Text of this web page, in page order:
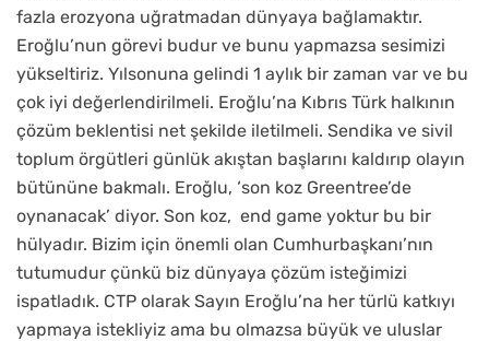
fazla erozyona uğratmadan dünyaya bağlamaktır.
Eroğlu’nun görevi budur ve bunu yapmazsa sesimizi
yükseltiriz. Yılsonuna gelindi 1 aylık bir zaman var ve bu
çok iyi değerlendirilmeli. Eroğlu’na Kıbrıs Türk halkının
çözüm beklentisi net şekilde iletilmeli. Sendika ve sivil
toplum örgütleri günlük akıştan başlarını kaldırıp olayın
bütününe bakmalı. Eroğlu, ‘son koz Greentree’de
oynanacak’ diyor. Son koz, end game yoktur bu bir
hülyadır. Bizim için önemli olan Cumhurbaşkanı’nın
tutumudur çünkü biz dünyaya çözüm isteğimizi
ispatladık. CTP olarak Sayın Eroğlu’na her türlü katkıyı
yapmaya istekliyiz ama bu olmazsa büyük ve uluslar